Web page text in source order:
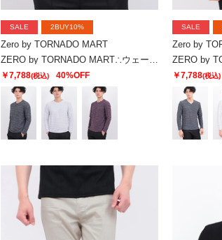
SALE 2BUY10%
Zero by TORNADO MART
￥7,788(税込) 40%OFF
SALE
Zero by
￥7,788(税込)